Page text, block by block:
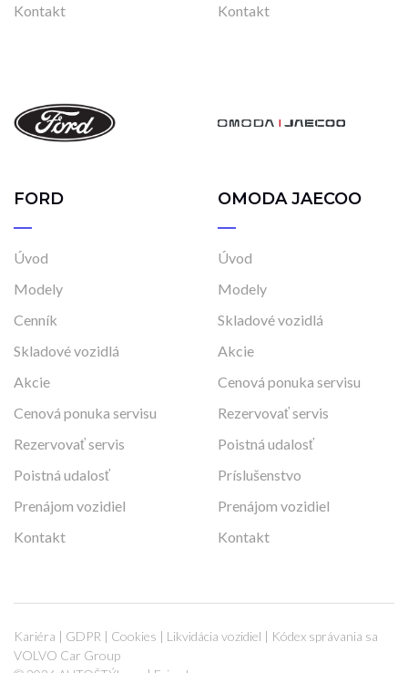
Kontakt
Kontakt
FORD
Úvod
Modely
Cenník
Skladové vozidlá
Akcie
Cenová ponuka servisu
Rezervovať servis
Poistná udalosť
Prenájom vozidiel
Kontakt
OMODA JAECOO
Úvod
Modely
Skladové vozidlá
Akcie
Cenová ponuka servisu
Rezervovať servis
Poistná udalosť
Príslušenstvo
Prenájom vozidiel
Kontakt
Kariéra | GDPR | Cookies | Likvidácia vozidiel | Kódex správania sa
VOLVO Car Group